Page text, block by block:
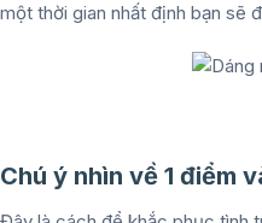
một thời gian nhất định bạn sẽ
Chú ý nhìn về 1 điểm